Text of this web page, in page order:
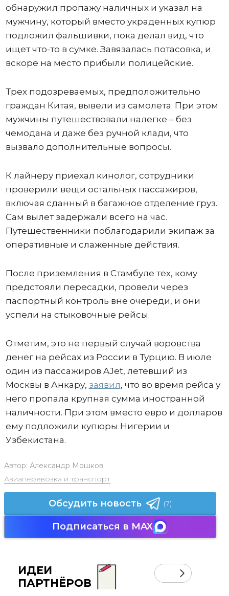
обнаружил пропажу наличных и указал на
мужчину, который вместо украденных купюр
подложил фальшивки, пока делал вид, что
ищет что-то в сумке. Завязалась потасовка, и
вскоре на место прибыли полицейские.
Трех подозреваемых, предположительно
граждан Китая, вывели из самолета. При этом
мужчины путешествовали налегке – без
чемодана и даже без ручной клади, что
вызвало дополнительные вопросы.
К лайнеру приехал кинолог, сотрудники
проверили вещи остальных пассажиров,
включая сданный в багажное отделение груз.
Сам вылет задержали всего на час.
Путешественники поблагодарили экипаж за
оперативные и слаженные действия.
После приземления в Стамбуле тех, кому
предстояли пересадки, провели через
паспортный контроль вне очереди, и они
успели на стыковочные рейсы.
Отметим, это не первый случай воровства
денег на рейсах из России в Турцию. В июле
один из пассажиров AJet, летевший из
Москвы в Анкару, заявил, что во время рейса у
него пропала крупная сумма иностранной
наличности. При этом вместо евро и долларов
ему подложили купюры Нигерии и
Узбекистана.
Автор: Александр Мошков
Авиаперевозка и транспорт
Обсудить новость (7)
Подписаться в MAX
ИДЕИ
ПАРТНЁРОВ